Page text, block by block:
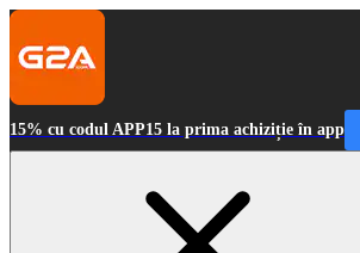
15% cu codul APP15 la prima achiziție în app